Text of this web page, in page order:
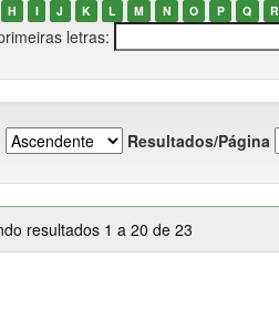
H I J K L M N O P Q R
letras:
Resultados/Página
resultados 1 a 20 de 23